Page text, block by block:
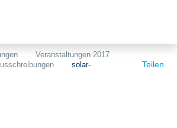
Europa
Publikationen
Veranstaltungen 2017
solar-
Teilen